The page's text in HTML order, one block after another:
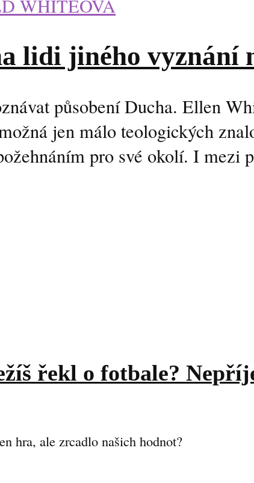
WHITEOVÁ
lidi jiného vyznání
působení Ducha. Ellen
jen málo teologických
pro své okolí. I mezi
řekl o fotbale?
hra, ale zrcadlo našich hodnot?